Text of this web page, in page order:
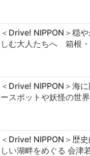
＜Drive! NIPPON＞穏
しむ大人たちへ 箱根
＜Drive! NIPPON＞海
ースポットや妖怪の世
＜Drive! NIPPON＞歴
しい湖畔をめぐる 会津